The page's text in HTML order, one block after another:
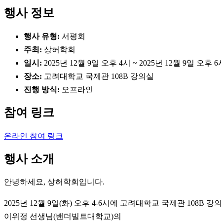
행사 정보
행사 유형: 서평회
주최: 상허학회
일시: 2025년 12월 9일 오후 4시 ~ 2025년 12월 9일 오후 6
장소: 고려대학교 국제관 108B 강의실
진행 방식: 오프라인
참여 링크
온라인 참여 링크
행사 소개
안녕하세요, 상허학회입니다.
2025년 12월 9일(화) 오후 4-6시에 고려대학교 국제관 108B 강
이위정 선생님(밴더빌트대학교)의